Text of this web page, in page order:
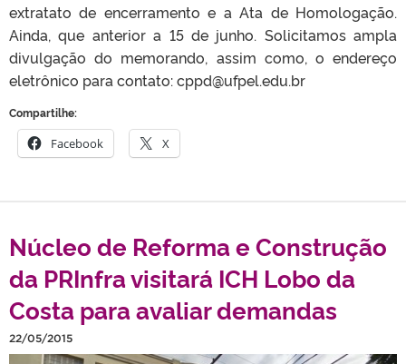
extratato de encerramento e a Ata de Homologação.
Ainda, que anterior a 15 de junho. Solicitamos ampla
divulgação do memorando, assim como, o endereço
eletrônico para contato: cppd@ufpel.edu.br
Compartilhe:
Facebook X
Núcleo de Reforma e Construção
da PRInfra visitará ICH Lobo da
Costa para avaliar demandas
22/05/2015